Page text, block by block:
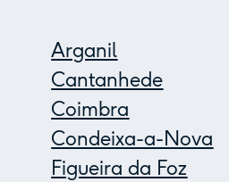
Arganil
Cantanhede
Coimbra
Condeixa-a-Nova
Figueira da Foz